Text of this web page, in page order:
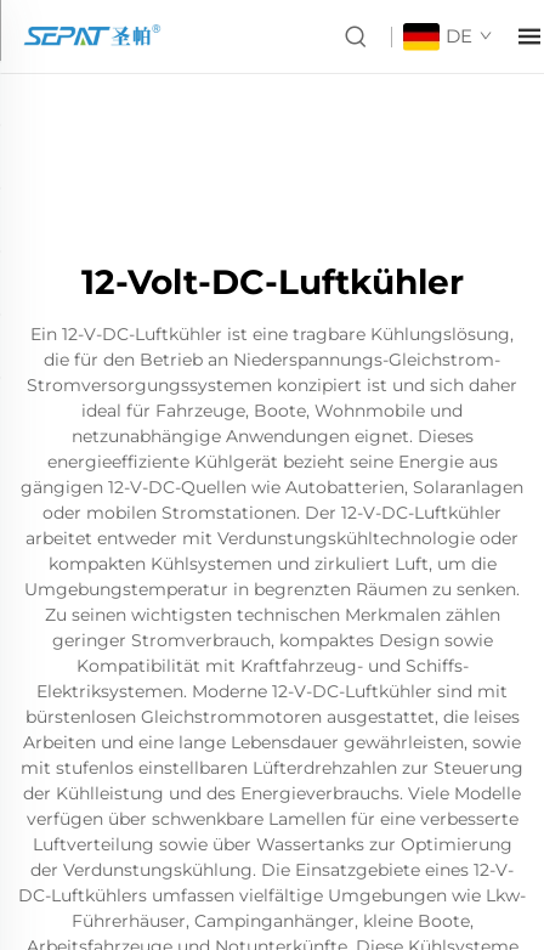
DE
12-Volt-DC-Luftkühler
Ein 12-V-DC-Luftkühler ist eine tragbare Kühlungslösung,
die für den Betrieb an Niederspannungs-Gleichstrom-
Stromversorgungssystemen konzipiert ist und sich daher
ideal für Fahrzeuge, Boote, Wohnmobile und
netzunabhängige Anwendungen eignet. Dieses
energieeffiziente Kühlgerät bezieht seine Energie aus
gängigen 12-V-DC-Quellen wie Autobatterien, Solaranlagen
oder mobilen Stromstationen. Der 12-V-DC-Luftkühler
arbeitet entweder mit Verdunstungskühltechnologie oder
kompakten Kühlsystemen und zirkuliert Luft, um die
Umgebungstemperatur in begrenzten Räumen zu senken.
Zu seinen wichtigsten technischen Merkmalen zählen
geringer Stromverbrauch, kompaktes Design sowie
Kompatibilität mit Kraftfahrzeug- und Schiffs-
Elektriksystemen. Moderne 12-V-DC-Luftkühler sind mit
bürstenlosen Gleichstrommotoren ausgestattet, die leises
Arbeiten und eine lange Lebensdauer gewährleisten, sowie
mit stufenlos einstellbaren Lüfterdrehzahlen zur Steuerung
der Kühlleistung und des Energieverbrauchs. Viele Modelle
verfügen über schwenkbare Lamellen für eine verbesserte
Luftverteilung sowie über Wassertanks zur Optimierung
der Verdunstungskühlung. Die Einsatzgebiete eines 12-V-
DC-Luftkühlers umfassen vielfältige Umgebungen wie Lkw-
Führerhäuser, Campinganhänger, kleine Boote,